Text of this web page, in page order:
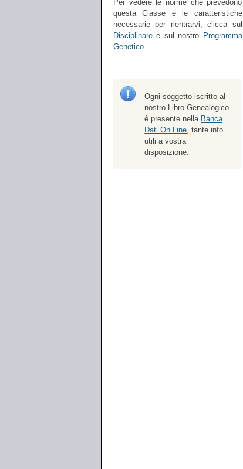
Per vedere le norme che prevedono
questa Classe e le caratteristiche
necessarie per rientrarvi, clicca sul
Disciplinare e sul nostro Programma
Genetico.
Ogni soggetto iscritto al
nostro Libro Genealogico
è presente nella Banca
Dati On Line , tante info
utili a vostra
disposizione.